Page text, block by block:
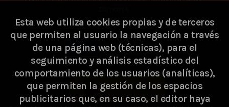
Esta web utiliza cookies propias y de terceros
que permiten al usuario la navegación a través
de una página web (técnicas), para el
seguimiento y análisis estadístico del
comportamiento de los usuarios (analíticas),
que permiten la gestión de los espacios
publicitarios que, en su caso, el editor haya